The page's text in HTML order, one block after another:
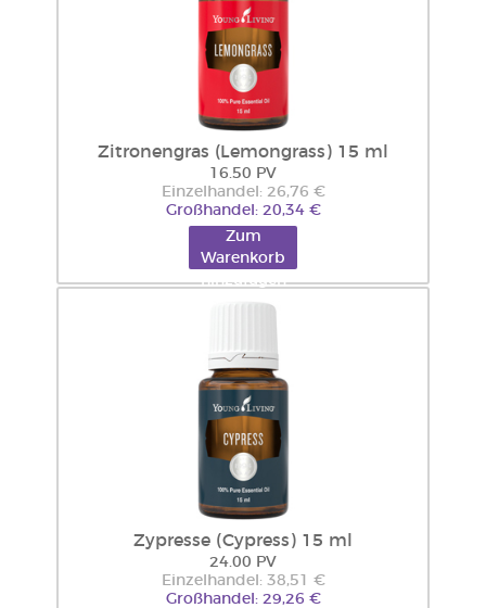
Zitronengras (Lemongrass) 15 ml
16.50 PV
Einzelhandel: 26,76 €
Großhandel: 20,34 €
Zum
Warenkorb
hinzufügen
Zypresse (Cypress) 15 ml
24.00 PV
Einzelhandel: 38,51 €
Großhandel: 29,26 €